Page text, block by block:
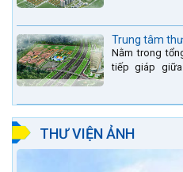
Trung tâm
Nằm trong
tiếp giáp
THƯ VIỆN ẢNH